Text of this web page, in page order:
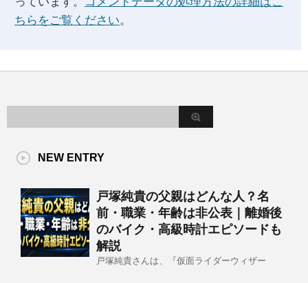
ちらをご覧ください。
NEW ENTRY
戸塚純貴の父親はどんな人？名
前・職業・年齢は非公表｜離婚後
のバイク・高級時計エピソードも
解説
戸塚純貴さんは、『仮面ライダーウィザー